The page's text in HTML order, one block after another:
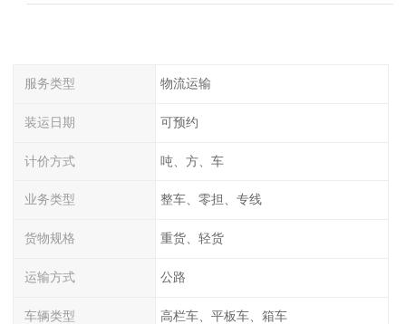
服务类型 物流运输
装运日期 可预约
计价方式 吨、方、车
业务类型 整车、零担、专线
货物规格 重货、轻货
运输方式 公路
车辆类型 高栏车、平板车、箱车